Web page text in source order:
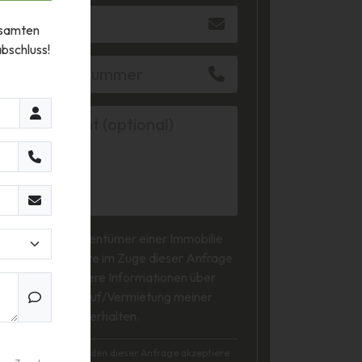
Ich bin Eigentümer einer Immobilie
und möchte im Zuge dieser Anfrage
auch weitere Informationen über
den Verkauf/Vermietung meiner